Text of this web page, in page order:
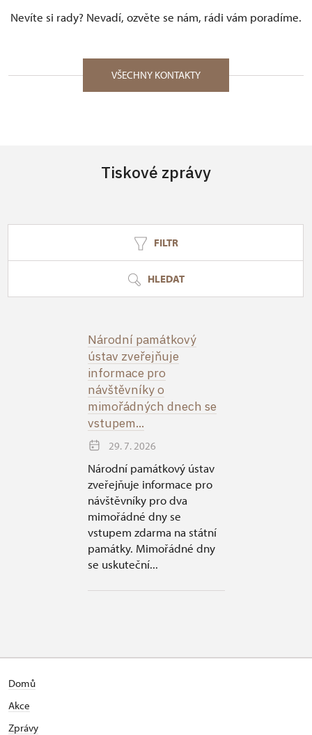
Nevíte si rady? Nevadí, ozvěte se nám, rádi vám poradíme.
VŠECHNY KONTAKTY
Tiskové zprávy
FILTR
HLEDAT
Národní památkový
ústav zveřejňuje
informace pro
návštěvníky o
mimořádných dnech se
vstupem...
29. 7. 2026
Národní památkový ústav
zveřejňuje informace pro
návštěvníky pro dva
mimořádné dny se
vstupem zdarma na státní
památky. Mimořádné dny
se uskuteční...
Domů
Akce
Zprávy